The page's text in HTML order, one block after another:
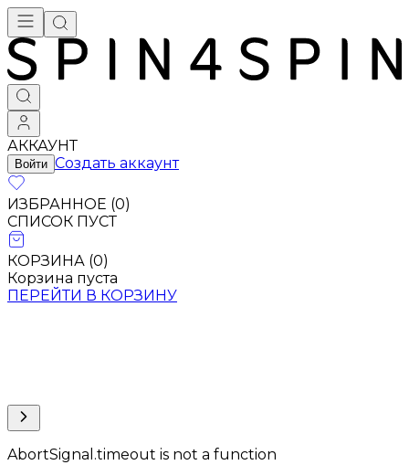
АККАУНТ
Войти Создать аккаунт
ИЗБРАННОЕ (0)
СПИСОК ПУСТ
КОРЗИНА (0)
Корзина пуста
ПЕРЕЙТИ В КОРЗИНУ
AbortSignal.timeout is not a function